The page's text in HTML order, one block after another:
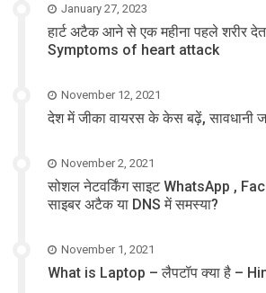
January 27, 2023
हार्ट अटैक आने से एक महीना पहले शरीर
Symptoms of heart attack
November 12, 2021
देश में जीका वायरस के केस बढ़ें, सावधानी
November 2, 2021
सोशल नेटवर्किंग साइट WhatsApp ,
साइबर अटैक या DNS में समस्या?
November 1, 2021
What is Laptop – लैपटॉप क्या है –